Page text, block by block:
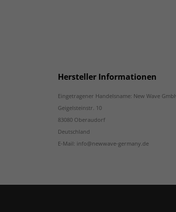
Hersteller Informationen
Eingetragener Handelsname: New Wave
Geigelsteinstr. 10
83080 Oberaudorf
Deutschland
E-Mail: info@newwave-germany.de